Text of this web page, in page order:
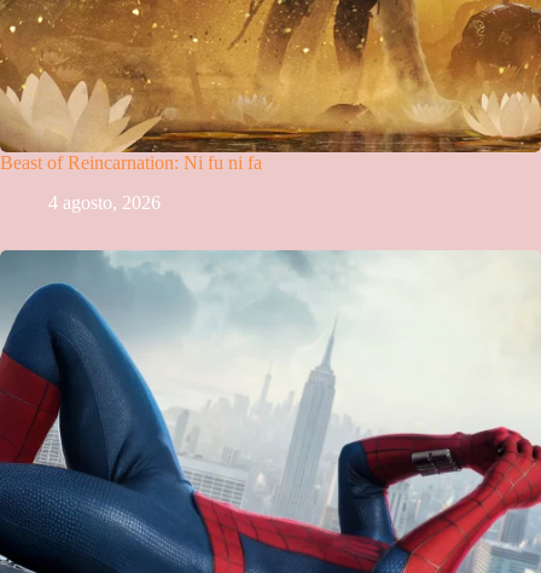
Beast of Reincarnation: Ni fu ni fa
4 agosto, 2026